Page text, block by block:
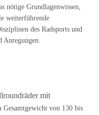
nötige Grundlagenwissen,
weiterführende
des Radsports und
Anregungen.
mit
Gesamtgewicht von 130 bis